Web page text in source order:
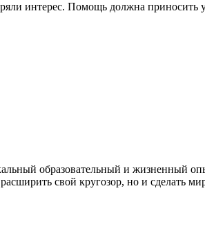
интерес. Помощь должна приносить
образовательный и жизненный
свой кругозор, но и сделать